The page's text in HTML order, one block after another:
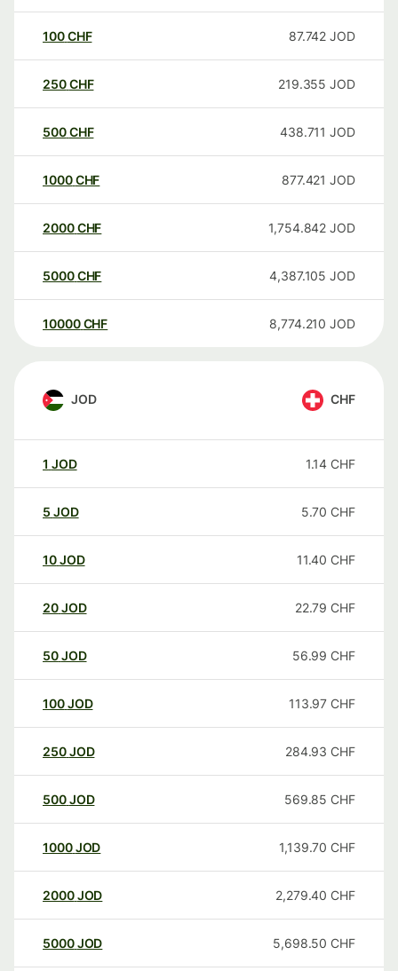
100CHF 87.742 JOD
250CHF 219.355 JOD
500CHF 438.711 JOD
1000CHF 877.421 JOD
2000CHF 1,754.842 JOD
5000CHF 4,387.105 JOD
10000 CHF 8,774.210 JOD
JOD CHF
1 JOD 1.14 CHF
5 JOD 5.70 CHF
10JOD 11.40 CHF
20JOD 22.79 CHF
50JOD 56.99 CHF
100JOD 113.97 CHF
250JOD 284.93 CHF
500JOD 569.85 CHF
1000JOD 1,139.70 CHF
2000JOD 2,279.40 CHF
5000JOD 5,698.50 CHF